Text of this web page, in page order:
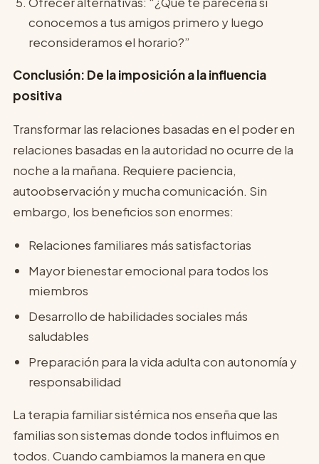
conocemos a tus amigos primero y luego
reconsideramos el horario?”
Conclusión: De la imposición a la influencia
positiva
Transformar las relaciones basadas en el poder en
relaciones basadas en la autoridad no ocurre de la
noche a la mañana. Requiere paciencia,
autoobservación y mucha comunicación. Sin
embargo, los beneficios son enormes:
Relaciones familiares más satisfactorias
Mayor bienestar emocional para todos los
miembros
Desarrollo de habilidades sociales más
saludables
Preparación para la vida adulta con autonomía y
responsabilidad
La terapia familiar sistémica nos enseña que las
familias son sistemas donde todos influimos en
todos. Cuando cambiamos la manera en que